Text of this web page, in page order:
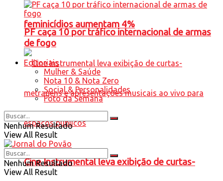
feminicídios aumentam 4%
Cine Instrumental leva exibição de curtas-
PF caça 10 por tráfico internacional de armas
de fogo
Editoriais
Mulher & Saúde
Nota 10 & Nota Zero
Social & Personalidades
Foto da Semana
Nenhum Resultado
View All Result
Nenhum Resultado
View All Result